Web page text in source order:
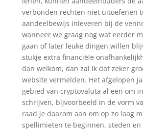
verbonden rechten niet uitoefenen
aandeelbewijs inleveren bij de
wanneer we graag nog wat eerder
gaan of later leuke dingen willen
stukje extra financiële
dan welkom, dan zal ik dat zeker
website vermelden. Het afgelopen
gebied van cryptovaluta al een om
schrijven, bijvoorbeeld in de vorm
raad je daarom aan om op zo laag
spellimieten te beginnen, steden en